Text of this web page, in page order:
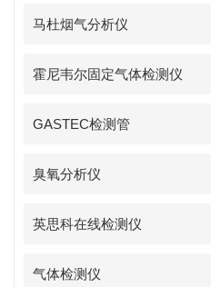
马杜烟气分析仪
霍尼韦尔固定气体检测仪
GASTEC检测管
臭氧分析仪
英思科在线检测仪
气体检测仪